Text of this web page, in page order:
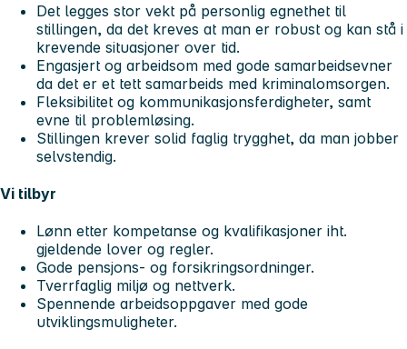
Det legges stor vekt på personlig egnethet til
stillingen, da det kreves at man er robust og kan stå i
krevende situasjoner over tid.
Engasjert og arbeidsom med gode samarbeidsevner
da det er et tett samarbeids med kriminalomsorgen.
Fleksibilitet og kommunikasjonsferdigheter, samt
evne til problemløsing.
Stillingen krever solid faglig trygghet, da man jobber
selvstendig.
Vi tilbyr
Lønn etter kompetanse og kvalifikasjoner iht.
gjeldende lover og regler.
Gode pensjons- og forsikringsordninger.
Tverrfaglig miljø og nettverk.
Spennende arbeidsoppgaver med gode
utviklingsmuligheter.